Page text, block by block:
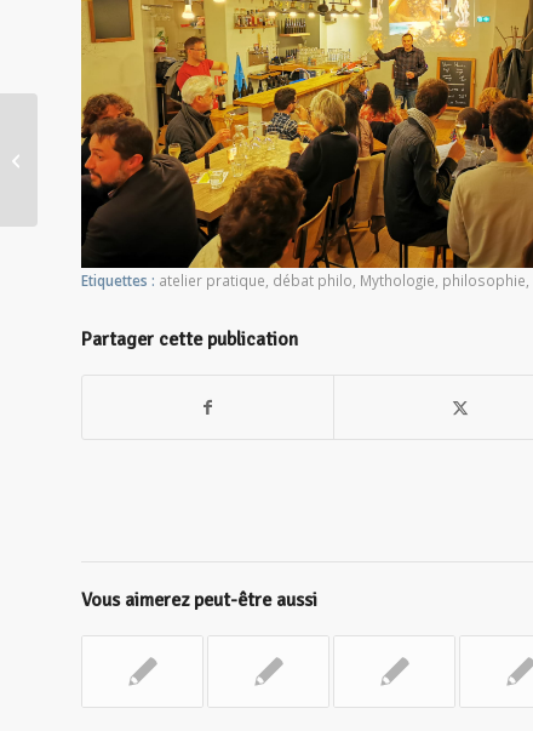
Etiquettes : atelier pratique débat philo Mythologie philosophie
Partager cette publication
Vous aimerez peut-être aussi
Café Philo : le mythe s’oppose-t-il au
réel ?